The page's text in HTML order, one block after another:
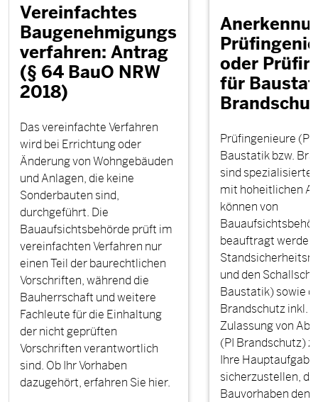
Vereinfachtes
Baugenehmigungs
verfahren: Antrag
(§ 64 BauO NRW
2018)
Das vereinfachte Verfahren
wird bei Errichtung oder
Änderung von Wohngebäuden
und Anlagen, die keine
Sonderbauten sind,
durchgeführt. Die
Bauaufsichtsbehörde prüft im
vereinfachten Verfahren nur
einen Teil der baurechtlichen
Vorschriften, während die
Bauherrschaft und weitere
Fachleute für die Einhaltung
der nicht geprüften
Vorschriften verantwortlich
sind. Ob Ihr Vorhaben
dazugehört, erfahren Sie hier.
oder
für
Prüfingenieure
Baustatik bzw.
sind spezialisierte
mit hoheitlichen
können von
beauftragt
und den
Baustatik) sowie
Brandschutz inkl.
Zulassung von
(PI Brandschutz)
Ihre
sicherzustellen,
Bauvorhaben den